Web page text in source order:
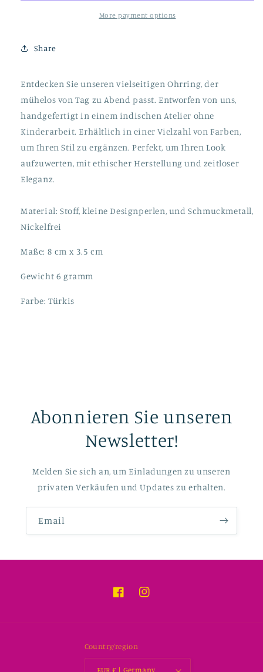
More payment options
Share
Entdecken Sie unseren vielseitigen Ohrring, der
mühelos von Tag zu Abend passt. Entworfen von uns,
handgefertigt in einem indischen Atelier ohne
Kinderarbeit. Erhältlich in einer Vielzahl von Farben,
um Ihren Stil zu ergänzen. Perfekt, um Ihren Look
aufzuwerten, mit ethischer Herstellung und zeitloser
Eleganz.
Material: Stoff, kleine Designperlen, und Schmuckmetall,
Nickelfrei
Maße: 8 cm x 3.5 cm
Gewicht 6 gramm
Farbe: Türkis
Abonnieren Sie unseren
Newsletter!
Melden Sie sich an, um Einladungen zu unseren
privaten Verkäufen und Updates zu erhalten.
Email
FacebookInstagram
Country/region
EUR € | Germany